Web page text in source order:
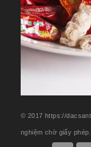
© 2017 https://
nghiệm chờ giấy phép.